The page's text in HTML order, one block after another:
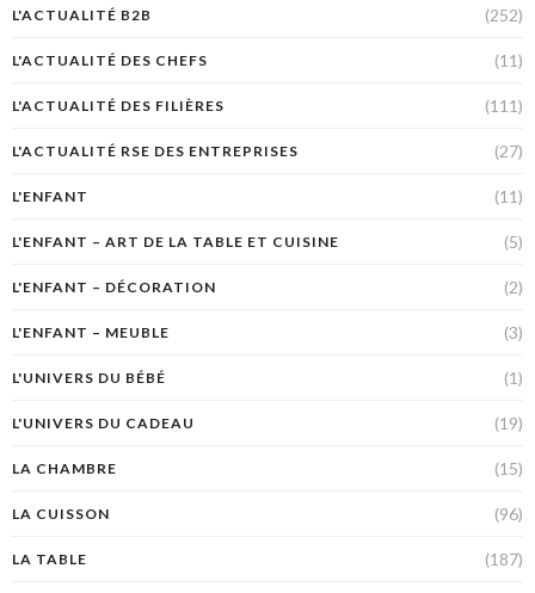
L'ACTUALITÉ B2B (252)
L'ACTUALITÉ DES CHEFS (11)
L'ACTUALITÉ DES FILIÈRES (111)
L'ACTUALITÉ RSE DES ENTREPRISES (27)
L'ENFANT (11)
L'ENFANT – ART DE LA TABLE ET CUISINE (5)
L'ENFANT – DÉCORATION (2)
L'ENFANT – MEUBLE (3)
L'UNIVERS DU BÉBÉ (1)
L'UNIVERS DU CADEAU (19)
LA CHAMBRE (15)
LA CUISSON (96)
LA TABLE (187)